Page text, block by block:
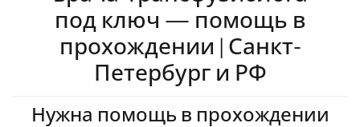
под ключ — помощь в
прохождении | Санкт-
Петербург и РФ
Нужна помощь в прохождении